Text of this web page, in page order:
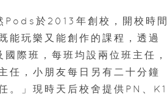
Pods於2013年創校，開校時間
能玩樂又能創作的課程，透過
際班，每班均設兩位班主任，
任，小朋友每日另有二十分鐘
。」現時天后校舍提供PN、K1